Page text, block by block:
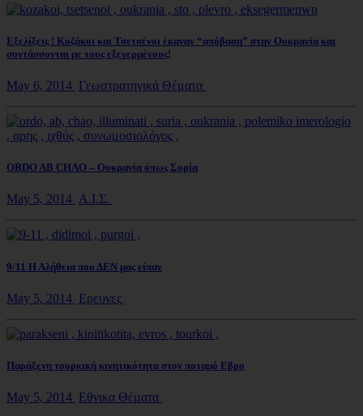
Εξελίξεις ! Κοζάκοι και Τσετσένοι έκαναν “απόβαση” στην Ουκρανία και
συντάσσονται με τους εξεγερμένους!
May 6, 2014 Γεωστρατηγικά Θέματα
ORDO AB CHAO – Ουκρανία όπως Συρία
May 5, 2014 Α.Ι.Σ.
9/11 Η Αλήθεια που ΔΕΝ μας είπαν
May 5, 2014 Ερευνες
Παράξενη τουρκική κινητικότητα στον ποταμό Εβρο
May 5, 2014 Εθνικα Θέματα